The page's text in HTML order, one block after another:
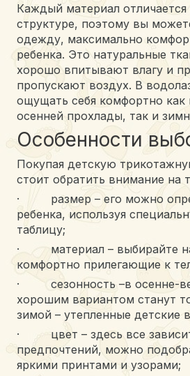
Каждый материал
структуре, поэтому вы
одежду, максимально
ребенка. Это натуральные
хорошо впитывают влагу и
пропускают воздух. В
ощущать себя комфортно как
осенней прохлады, так и
Особенности
Покупая детскую
стоит обратить внимание на
· размер – его можно
ребенка, используя
таблицу;
· материал – выбирайте
комфортно прилегающие к
· сезонность –в осенне-
хорошим вариантом станут
зимой – утепленные детские
· цвет – здесь все
предпочтений, можно
яркими принтами и узорами;